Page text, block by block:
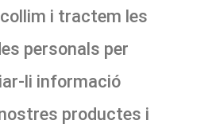
i tractem les
personals per
li informació
productes i